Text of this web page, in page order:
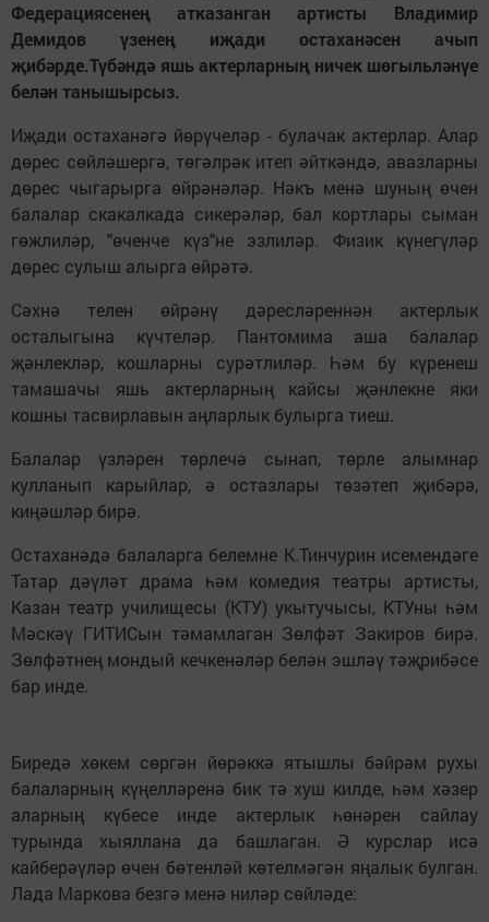
Федерациясенең атказанган артисты Владимир
Демидов үзенең иҗади остаханәсен ачып
җибәрде.Түбәндә яшь актерларның ничек шөгыльләнүе
белән танышырсыз.
Иҗади остаханәгә йөрүчеләр - булачак актерлар. Алар
дөрес сөйләшергә, төгәлрәк итеп әйткәндә, авазларны
дөрес чыгарырга өйрәнәләр. Нәкъ менә шуның өчен
балалар скакалкада сикерәләр, бал кортлары сыман
гөжлиләр, "өченче күз"не эзлиләр. Физик күнегүләр
дөрес сулыш алырга өйрәтә.
Сәхнә телен өйрәнү дәресләреннән актерлык
осталыгына күчтеләр. Пантомима аша балалар
җәнлекләр, кошларны сурәтлиләр. Һәм бу күренеш
тамашачы яшь актерларның кайсы җәнлекне яки
кошны тасвирлавын аңларлык булырга тиеш.
Балалар үзләрен төрлечә сынап, төрле алымнар
кулланып карыйлар, ә остазлары төзәтеп җибәрә,
киңәшләр бирә.
Остаханәдә балаларга белемне К.Тинчурин исемендәге
Татар дәүләт драма һәм комедия театры артисты,
Казан театр училищесы (КТУ) укытучысы, КТУны һәм
Мәскәү ГИТИСын тәмамлаган Зөлфәт Закиров бирә.
Зөлфәтнең мондый кечкенәләр белән эшләү тәҗрибәсе
бар инде.
Биредә хөкем сөргән йөрәккә ятышлы бәйрәм рухы
балаларның күңелләренә бик тә хуш килде, һәм хәзер
аларның күбесе инде актерлык һөнәрен сайлау
турында хыяллана да башлаган. Ә курслар исә
кайберәүләр өчен бөтенләй көтелмәгән яңалык булган.
Лада Маркова безгә менә ниләр сөйләде: